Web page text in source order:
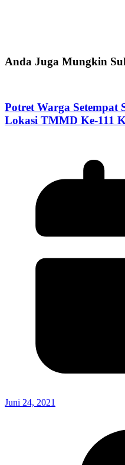
Anda Juga Mungkin
Potret Warga Setempat
Lokasi TMMD Ke-111
Juni 24, 2021